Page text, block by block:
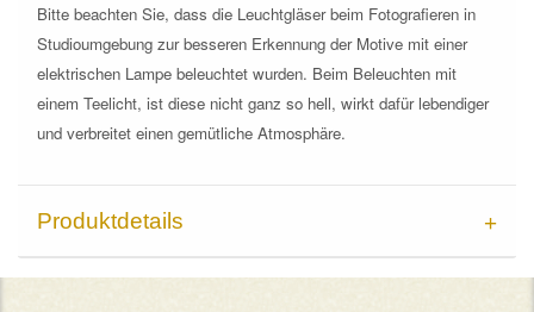
Bitte beachten Sie, dass die Leuchtgläser beim Fotografieren in
Studioumgebung zur besseren Erkennung der Motive mit einer
elektrischen Lampe beleuchtet wurden. Beim Beleuchten mit
einem Teelicht, ist diese nicht ganz so hell, wirkt dafür lebendiger
und verbreitet einen gemütliche Atmosphäre.
Produktdetails